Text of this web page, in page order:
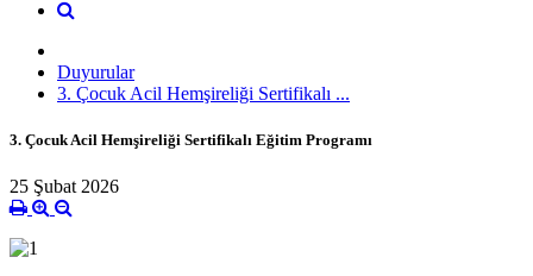
Duyurular
3. Çocuk Acil Hemşireliği Sertifikalı ...
3. Çocuk Acil Hemşireliği Sertifikalı Eğitim Programı
25 Şubat 2026